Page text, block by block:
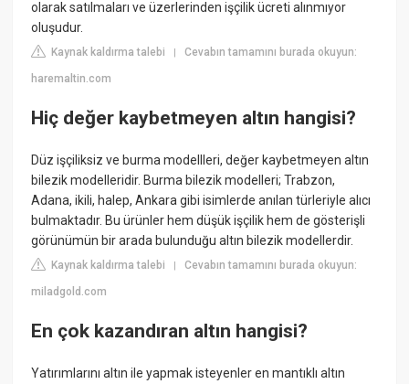
olarak satılmaları ve üzerlerinden işçilik ücreti alınmıyor
oluşudur.
Kaynak kaldırma talebi |Cevabın tamamını burada okuyun:
haremaltin.com
Hiç değer kaybetmeyen altın hangisi?
Düz işçiliksiz ve burma modellleri, değer kaybetmeyen altın
bilezik modelleridir. Burma bilezik modelleri; Trabzon,
Adana, ikili, halep, Ankara gibi isimlerde anılan türleriyle alıcı
bulmaktadır. Bu ürünler hem düşük işçilik hem de gösterişli
görünümün bir arada bulunduğu altın bilezik modellerdir.
Kaynak kaldırma talebi |Cevabın tamamını burada okuyun:
miladgold.com
En çok kazandıran altın hangisi?
Yatırımlarını altın ile yapmak isteyenler en mantıklı altın